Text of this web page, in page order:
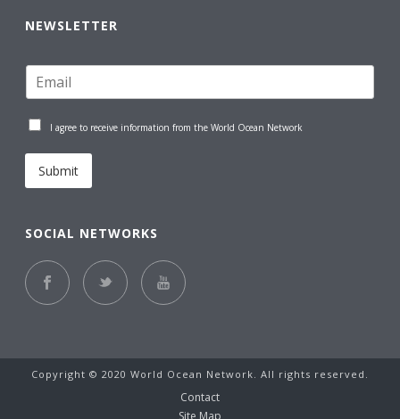
NEWSLETTER
I agree to receive information from the World Ocean Network
Submit
SOCIAL NETWORKS
Copyright © 2020 World Ocean Network. All rights reserved.
Contact
Site Map